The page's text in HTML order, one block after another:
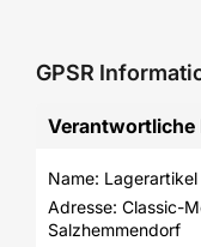
GPSR
Verantwortliche
Name: Lagerartikel
Adresse: Classic-
Salzhemmendorf